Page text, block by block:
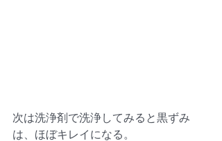
次は洗浄剤で洗浄してみると黒ずみ
は、ほぼキレイになる。